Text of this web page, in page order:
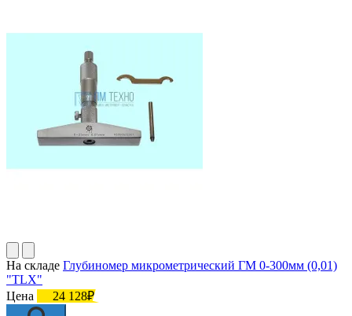
На складе Глубиномер микрометрический ГМ 0-300мм (0,01)
"TLX"
Цена
24 128₽